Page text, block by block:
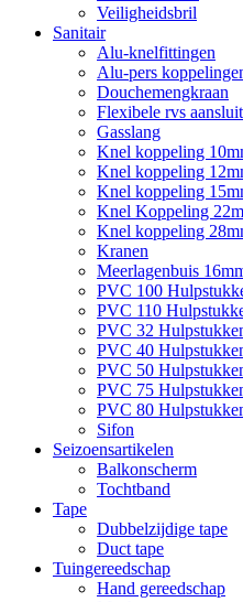
Veiligheidsbril
Sanitair
Alu-knelfittingen
Alu-pers
Douchemengkraan
Flexibele rvs
Gasslang
Knel koppeling
Knel koppeling
Knel koppeling
Knel Koppeling
Knel koppeling
Kranen
Meerlagenbuis
PVC 100
PVC 110
PVC 32
PVC 40
PVC 50
PVC 75
PVC 80
Sifon
Seizoensartikelen
Balkonscherm
Tochtband
Tape
Dubbelzijdige tape
Duct tape
Tuingereedschap
Hand gereedschap